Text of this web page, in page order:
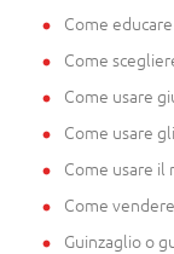
Come
Come
Come usare
Come usare
Come usare
Come
Guinzaglio o